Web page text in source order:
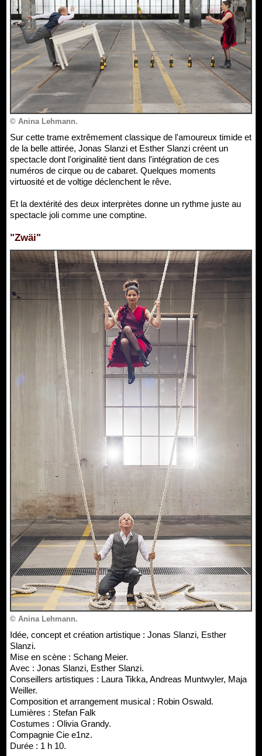
© Anina Lehmann.
Sur cette trame extrêmement classique de l'amoureux timide et
de la belle attirée, Jonas Slanzi et Esther Slanzi créent un
spectacle dont l'originalité tient dans l'intégration de ces
numéros de cirque ou de cabaret. Quelques moments
virtuosité et de voltige déclenchent le rêve.
Et la dextérité des deux interprètes donne un rythme juste au
spectacle joli comme une comptine.
"Zwäi"
© Anina Lehmann.
Idée, concept et création artistique : Jonas Slanzi, Esther
Slanzi.
Mise en scène : Schang Meier.
Avec : Jonas Slanzi, Esther Slanzi.
Conseillers artistiques : Laura Tikka, Andreas Muntwyler, Maja
Weiller.
Composition et arrangement musical : Robin Oswald.
Lumières : Stefan Falk
Costumes : Olivia Grandy.
Compagnie Cie e1nz.
Durée : 1 h 10.